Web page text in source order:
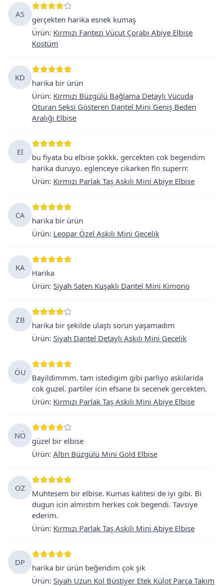
AS
gerçekten harika esnek kumaş
Ürün: Kırmızı Fantezi Vücut Çorabı Abiye Elbise
Kostüm
KD
harika bir ürün
Ürün: Kırmızı Büzgülü Bağlama Detaylı Vücuda
Oturan Seksi Gösteren Dantel Mini Geniş Beden
Aralığı Elbise
EI
bu fiyata bu elbise şokkk. gercekten cok begendim
harika duruyo. eglenceye cikarken fln superrr.
Ürün: Kırmızı Parlak Taş Askılı Mini Abiye Elbise
CA
harika bir ürün
Ürün: Leopar Özel Askılı Mini Gecelik
KA
Harika
Ürün: Siyah Saten Kuşaklı Dantel Mini Kimono
ZB
harika bir şekilde ulaştı sorun yaşamadım
Ürün: Siyah Dantel Detaylı Askılı Mini Gecelik
ÖU
Bayildimmm. tam istedigim gibi parliyo askilarida
cok guzel. partiler icin efsane bi secenek gercekten.
Ürün: Kırmızı Parlak Taş Askılı Mini Abiye Elbise
NÖ
güzel bir elbise
Ürün: Altın Büzgülü Mini Gold Elbise
OZ
Muhtesem bir elbise. Kumas kalitesi de iyi gibi. Bi
dugun icin almistim herkes cok begendi. Tavsiye
ederim.
Ürün: Kırmızı Parlak Taş Askılı Mini Abiye Elbise
DP
harika bir ürün beğendim çok şık
Ürün: Siyah Uzun Kol Büstiyer Etek Külot Parça Takım